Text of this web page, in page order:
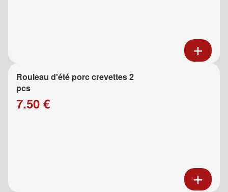
Rouleau d'été porc crevettes 2
pcs
7.50 €